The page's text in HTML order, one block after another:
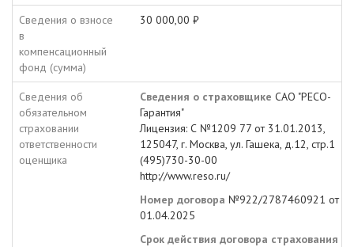
Сведения о взносе
в
компенсационный
фонд (сумма)
30 000,00 ₽
Сведения об
обязательном
страховании
ответственности
оценщика
Сведения о страховщике САО "РЕСО-
Гарантия"
Лицензия: С №1209 77 от 31.01.2013,
125047, г. Москва, ул. Гашека, д.12, стр.1
(495)730-30-00
http://www.reso.ru/
Номер договора №922/2787460921 от
01.04.2025
Срок действия договора страхования